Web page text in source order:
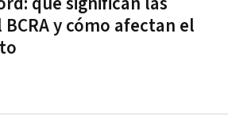
y cómo afectan el